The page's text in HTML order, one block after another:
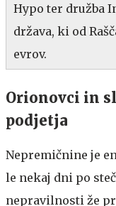
Hypo ter družba
država, ki od
evrov.
Orionovci in
podjetja
Nepremičnine je
le nekaj dni po
nepravilnosti že